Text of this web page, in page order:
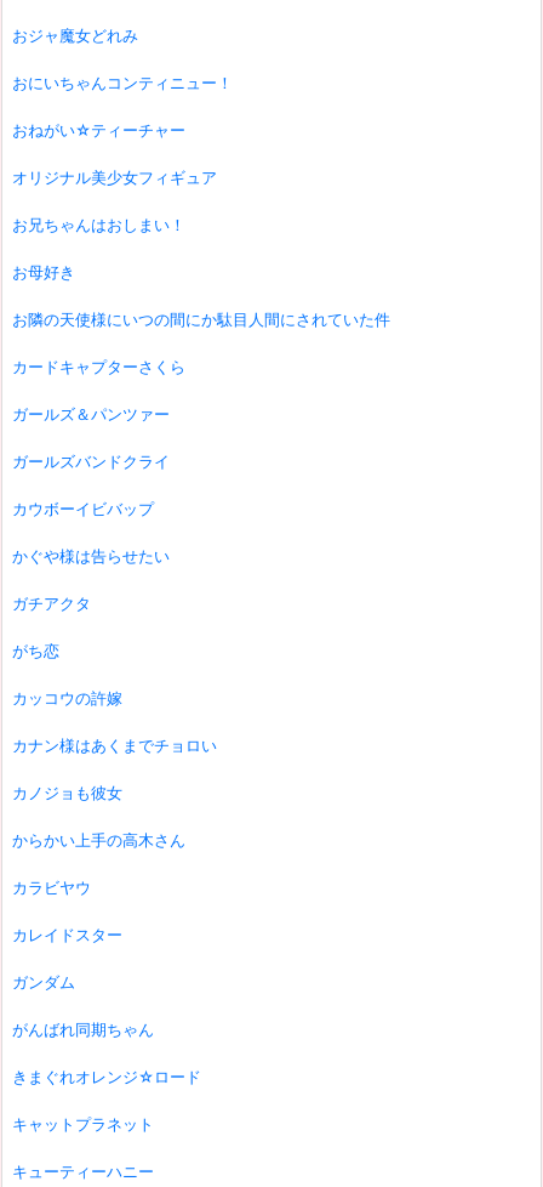
おジャ魔女どれみ
おにいちゃんコンティニュー！
おねがい☆ティーチャー
オリジナル美少女フィギュア
お兄ちゃんはおしまい！
お母好き
お隣の天使様にいつの間にか駄目人間にされていた件
カードキャプターさくら
ガールズ＆パンツァー
ガールズバンドクライ
カウボーイビバップ
かぐや様は告らせたい
ガチアクタ
がち恋
カッコウの許嫁
カナン様はあくまでチョロい
カノジョも彼女
からかい上手の高木さん
カラビヤウ
カレイドスター
ガンダム
がんばれ同期ちゃん
きまぐれオレンジ☆ロード
キャットプラネット
キューティーハニー